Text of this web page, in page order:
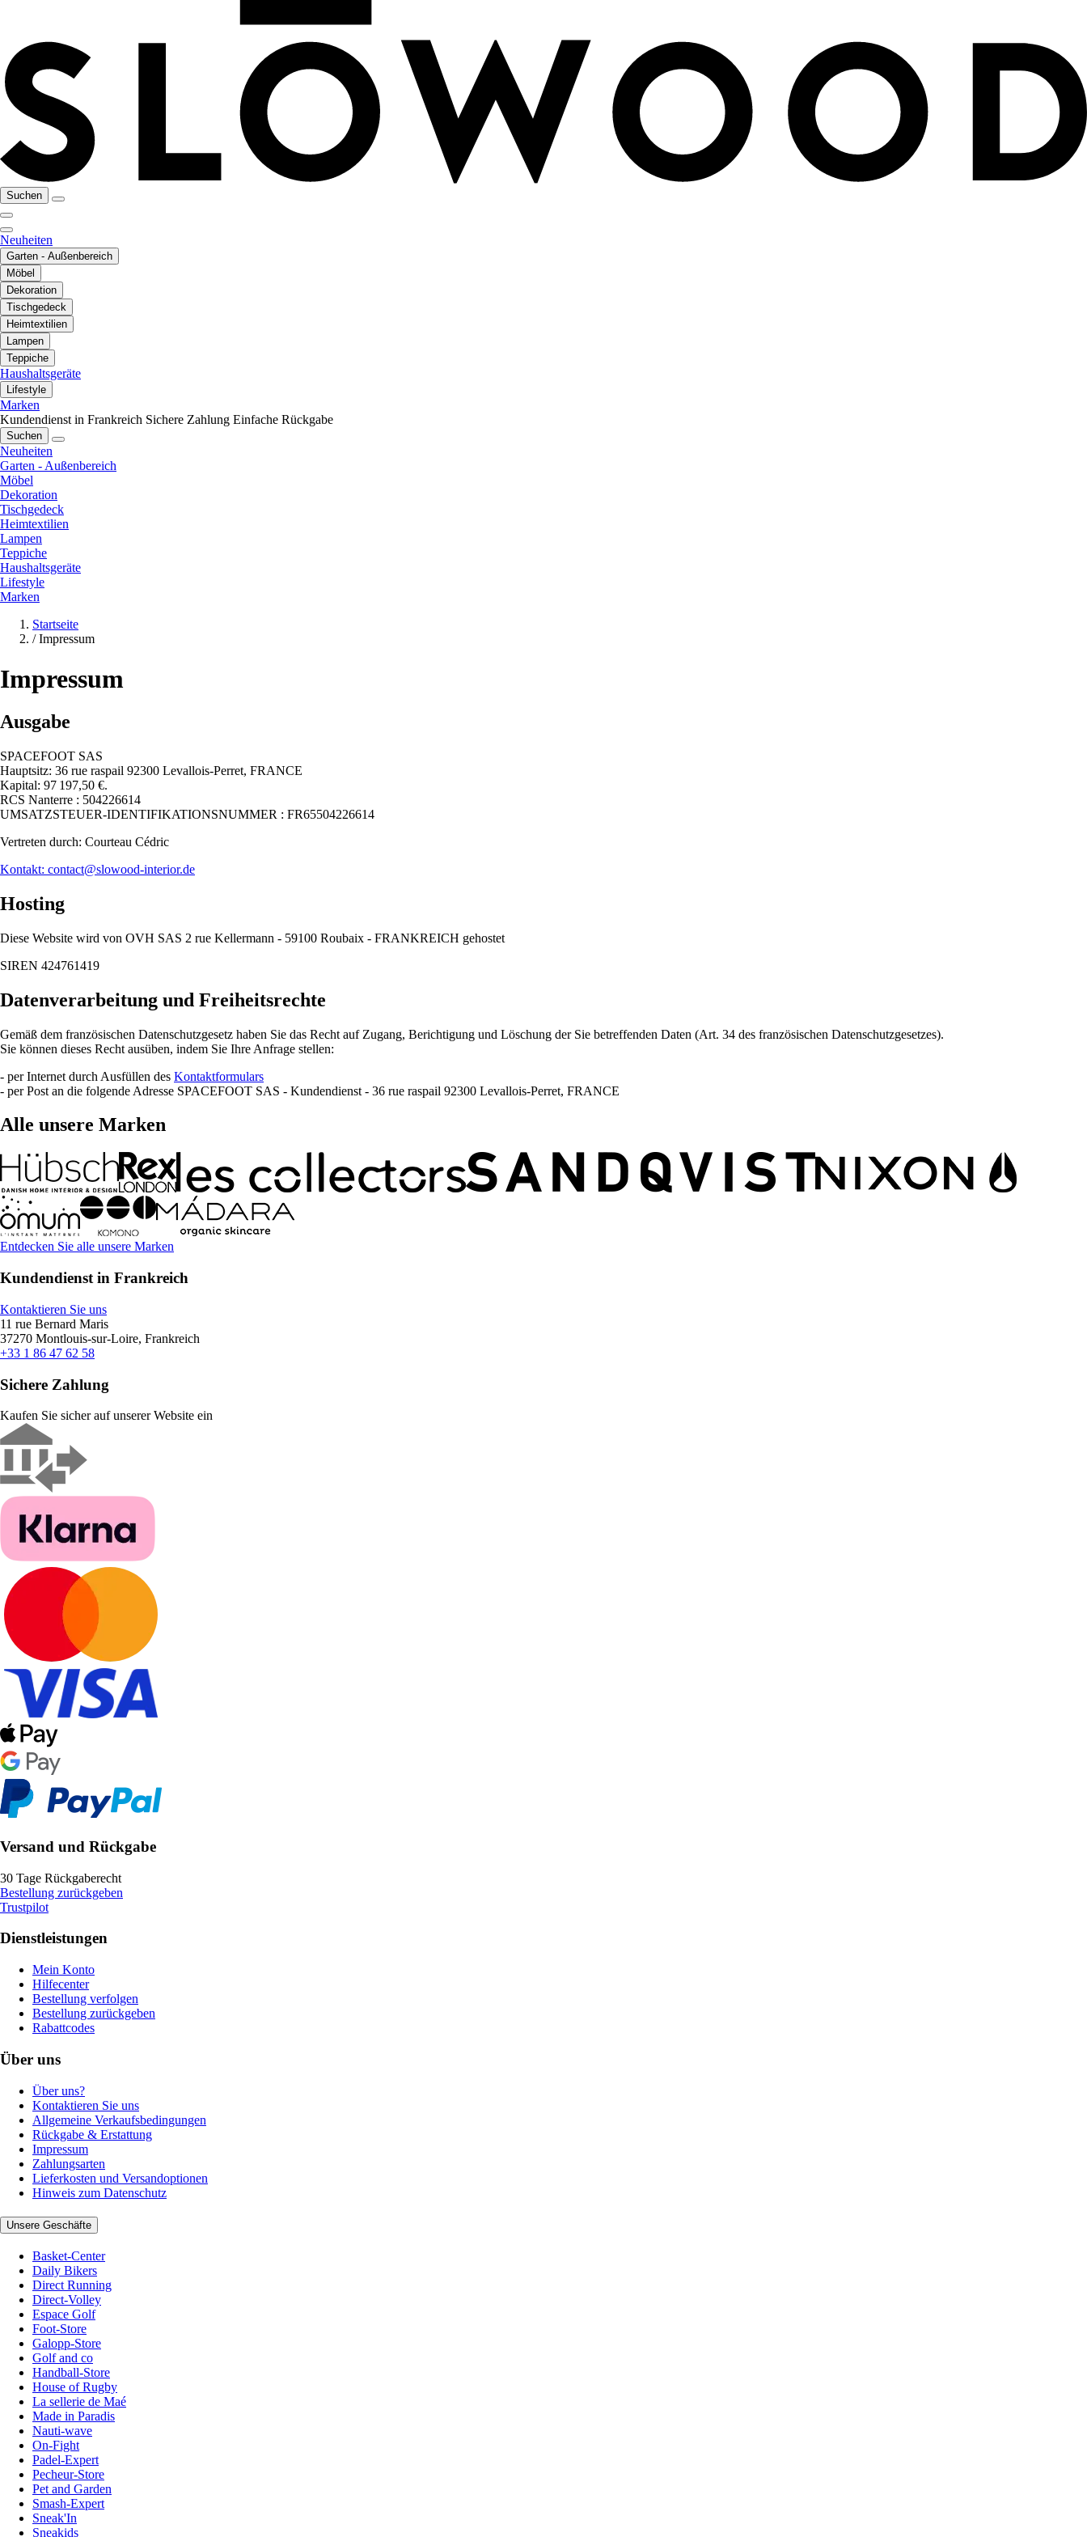
Suchen
Neuheiten
Garten - Außenbereich
Möbel
Dekoration
Tischgedeck
Heimtextilien
Lampen
Teppiche
Haushaltsgeräte
Lifestyle
Marken
Kundendienst in Frankreich Sichere Zahlung Einfache Rückgabe
Suchen
Neuheiten
Garten - Außenbereich
Möbel
Dekoration
Tischgedeck
Heimtextilien
Lampen
Teppiche
Haushaltsgeräte
Lifestyle
Marken
Startseite
/ Impressum
Impressum
Ausgabe
SPACEFOOT SAS
Hauptsitz: 36 rue raspail 92300 Levallois-Perret, FRANCE
Kapital: 97 197,50 €.
RCS Nanterre : 504226614
UMSATZSTEUER-IDENTIFIKATIONSNUMMER : FR65504226614
Vertreten durch: Courteau Cédric
Kontakt: contact@slowood-interior.de
Hosting
Diese Website wird von OVH SAS 2 rue Kellermann - 59100 Roubaix - FRANKREICH gehostet
SIREN 424761419
Datenverarbeitung und Freiheitsrechte
Gemäß dem französischen Datenschutzgesetz haben Sie das Recht auf Zugang, Berichtigung und Löschung der Sie betreffenden Daten (Art. 34 des französischen Datenschutzgesetzes).
Sie können dieses Recht ausüben, indem Sie Ihre Anfrage stellen:
- per Internet durch Ausfüllen des Kontaktformulars
- per Post an die folgende Adresse SPACEFOOT SAS - Kundendienst - 36 rue raspail 92300 Levallois-Perret, FRANCE
Alle unsere Marken
Entdecken Sie alle unsere Marken
Kundendienst in Frankreich
Kontaktieren Sie uns
11 rue Bernard Maris
37270 Montlouis-sur-Loire, Frankreich
+33 1 86 47 62 58
Sichere Zahlung
Kaufen Sie sicher auf unserer Website ein
Versand und Rückgabe
30 Tage Rückgaberecht
Bestellung zurückgeben
Trustpilot
Dienstleistungen
Mein Konto
Hilfecenter
Bestellung verfolgen
Bestellung zurückgeben
Rabattcodes
Über uns
Über uns?
Kontaktieren Sie uns
Allgemeine Verkaufsbedingungen
Rückgabe & Erstattung
Impressum
Zahlungsarten
Lieferkosten und Versandoptionen
Hinweis zum Datenschutz
Unsere Geschäfte
Basket-Center
Daily Bikers
Direct Running
Direct-Volley
Espace Golf
Foot-Store
Galopp-Store
Golf and co
Handball-Store
House of Rugby
La sellerie de Maé
Made in Paradis
Nauti-wave
On-Fight
Padel-Expert
Pecheur-Store
Pet and Garden
Smash-Expert
Sneak'In
Sneakids